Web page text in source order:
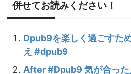
併せてお読みください！
Dpub9を楽しく過ごすた
え #dpub9
After #Dpub9 気が合った